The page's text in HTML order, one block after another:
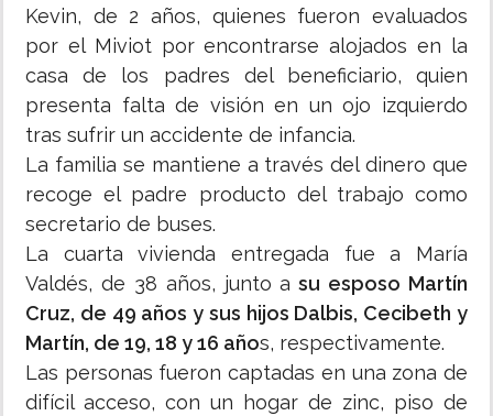
Kevin, de 2 años, quienes fueron evaluados
por el Miviot por encontrarse alojados en la
casa de los padres del beneficiario, quien
presenta falta de visión en un ojo izquierdo
tras sufrir un accidente de infancia.
La familia se mantiene a través del dinero que
recoge el padre producto del trabajo como
secretario de buses.
La cuarta vivienda entregada fue a María
Valdés, de 38 años, junto a su esposo Martín
Cruz, de 49 años y sus hijos Dalbis, Cecibeth y
Martín, de 19, 18 y 16 años, respectivamente.
Las personas fueron captadas en una zona de
difícil acceso, con un hogar de zinc, piso de